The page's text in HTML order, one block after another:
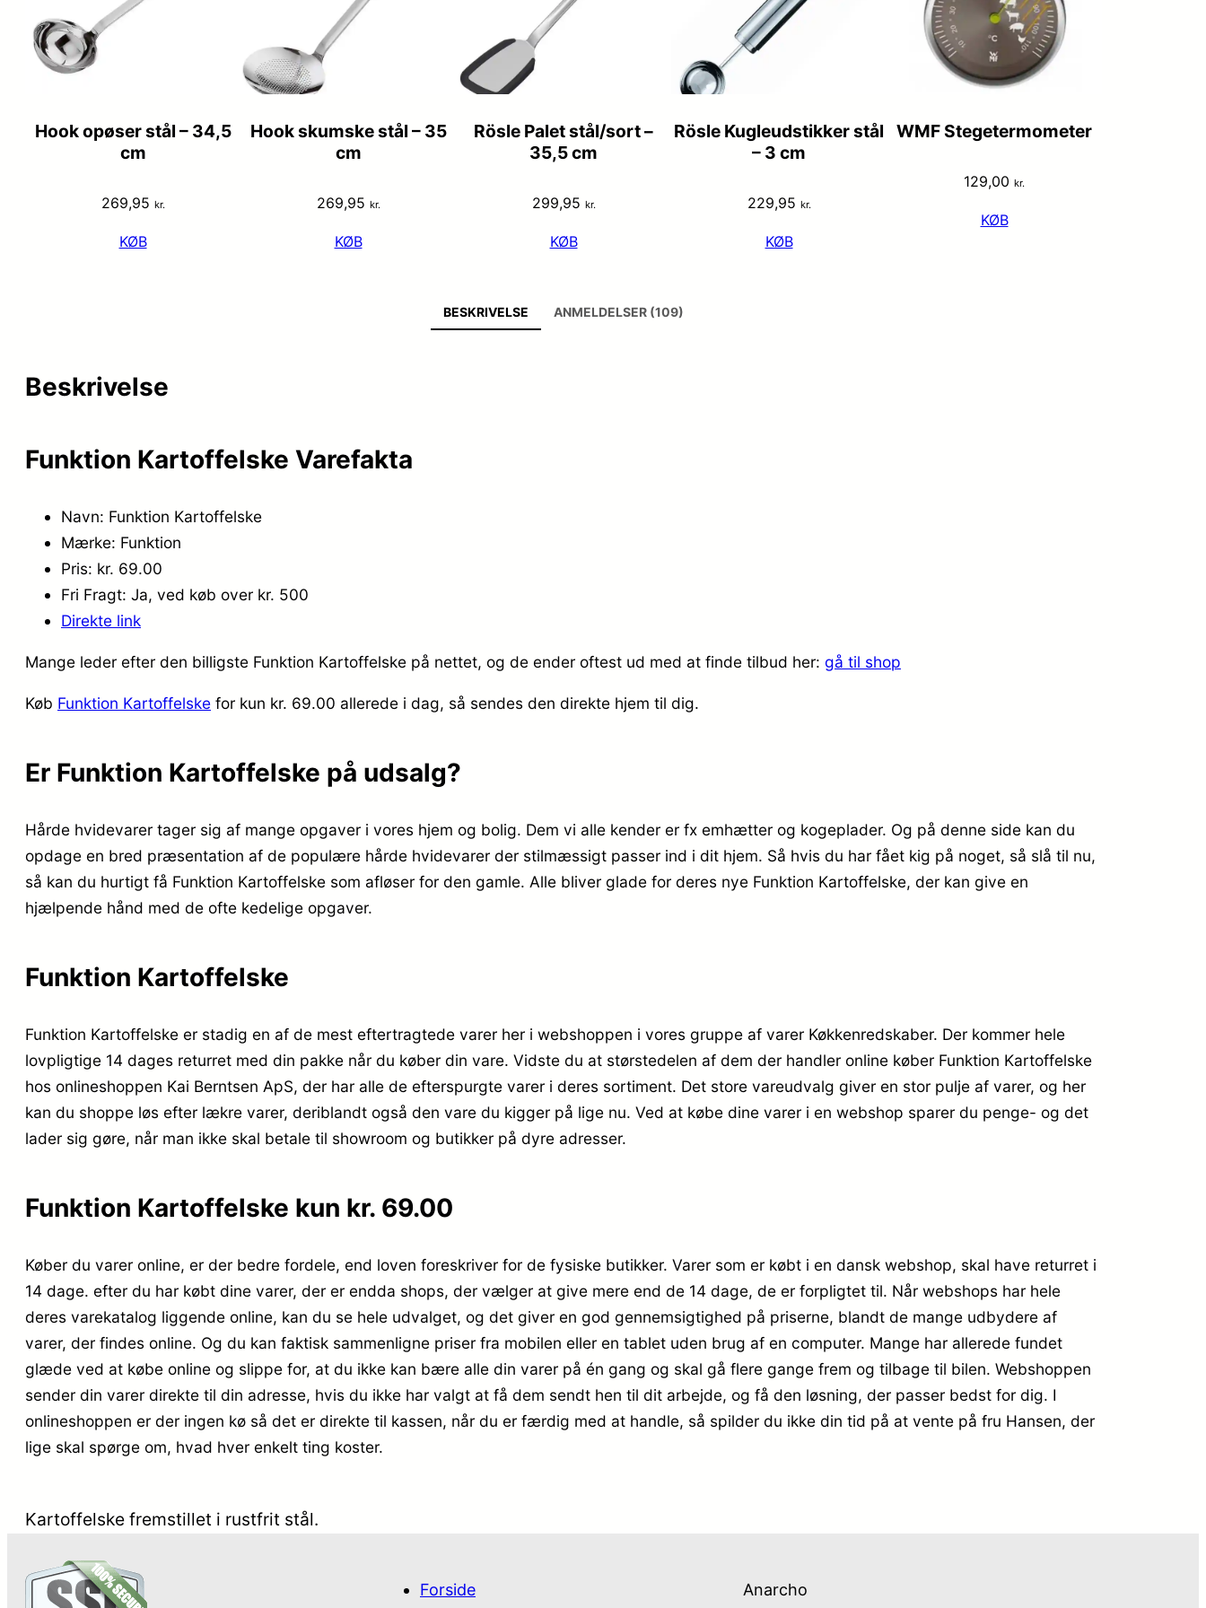
Hook opøser stål – 34,5
cm
269,95 kr.
KØB
Hook skumske stål – 35
cm
269,95 kr.
KØB
Rösle Palet stål/sort –
35,5 cm
299,95 kr.
KØB
Rösle Kugleudstikker stål
– 3 cm
229,95 kr.
KØB
WMF Stegetermometer
129,00 kr.
KØB
BESKRIVELSE ANMELDELSER (109)
Beskrivelse
Funktion Kartoffelske Varefakta
Navn: Funktion Kartoffelske
Mærke: Funktion
Pris: kr. 69.00
Fri Fragt: Ja, ved køb over kr. 500
Direkte link
Mange leder efter den billigste Funktion Kartoffelske på nettet, og de ender oftest ud med at finde tilbud her: gå til shop
Køb Funktion Kartoffelske for kun kr. 69.00 allerede i dag, så sendes den direkte hjem til dig.
Er Funktion Kartoffelske på udsalg?
Hårde hvidevarer tager sig af mange opgaver i vores hjem og bolig. Dem vi alle kender er fx emhætter og kogeplader. Og på denne side kan du
opdage en bred præsentation af de populære hårde hvidevarer der stilmæssigt passer ind i dit hjem. Så hvis du har fået kig på noget, så slå til nu,
så kan du hurtigt få Funktion Kartoffelske som afløser for den gamle. Alle bliver glade for deres nye Funktion Kartoffelske, der kan give en
hjælpende hånd med de ofte kedelige opgaver.
Funktion Kartoffelske
Funktion Kartoffelske er stadig en af de mest eftertragtede varer her i webshoppen i vores gruppe af varer Køkkenredskaber. Der kommer hele
lovpligtige 14 dages returret med din pakke når du køber din vare. Vidste du at størstedelen af dem der handler online køber Funktion Kartoffelske
hos onlineshoppen Kai Berntsen ApS, der har alle de efterspurgte varer i deres sortiment. Det store vareudvalg giver en stor pulje af varer, og her
kan du shoppe løs efter lækre varer, deriblandt også den vare du kigger på lige nu. Ved at købe dine varer i en webshop sparer du penge- og det
lader sig gøre, når man ikke skal betale til showroom og butikker på dyre adresser.
Funktion Kartoffelske kun kr. 69.00
Køber du varer online, er der bedre fordele, end loven foreskriver for de fysiske butikker. Varer som er købt i en dansk webshop, skal have returret i
14 dage. efter du har købt dine varer, der er endda shops, der vælger at give mere end de 14 dage, de er forpligtet til. Når webshops har hele
deres varekatalog liggende online, kan du se hele udvalget, og det giver en god gennemsigtighed på priserne, blandt de mange udbydere af
varer, der findes online. Og du kan faktisk sammenligne priser fra mobilen eller en tablet uden brug af en computer. Mange har allerede fundet
glæde ved at købe online og slippe for, at du ikke kan bære alle din varer på én gang og skal gå flere gange frem og tilbage til bilen. Webshoppen
sender din varer direkte til din adresse, hvis du ikke har valgt at få dem sendt hen til dit arbejde, og få den løsning, der passer bedst for dig. I
onlineshoppen er der ingen kø så det er direkte til kassen, når du er færdig med at handle, så spilder du ikke din tid på at vente på fru Hansen, der
lige skal spørge om, hvad hver enkelt ting koster.
Kartoffelske fremstillet i rustfrit stål.
Forside
Anarcho